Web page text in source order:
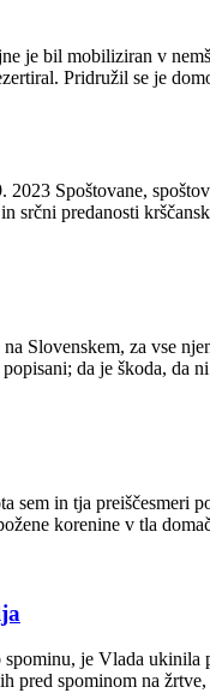
je bil mobiliziran v
Pridružil se je
saj
srčni predanosti
da je škoda, da
po igri vetra ne
domača. Spomin je znak
pred spominom na